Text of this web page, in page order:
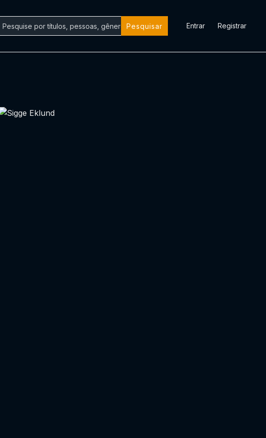
Pesquisar Entrar Registrar